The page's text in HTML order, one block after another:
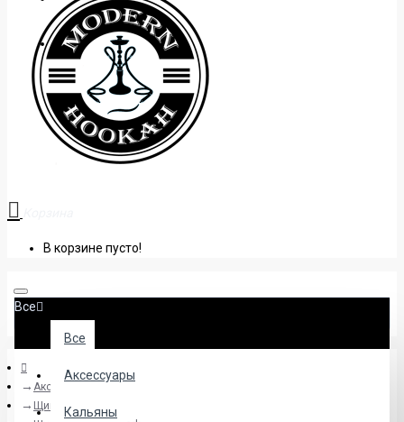
+38 (095) 945 04 33
В корзине пусто!
Все
Все
Аксессуары
Кальяны
Аксессуары
Щипцы